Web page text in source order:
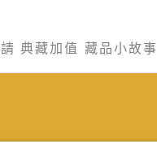
典藏加值 藏品小故事